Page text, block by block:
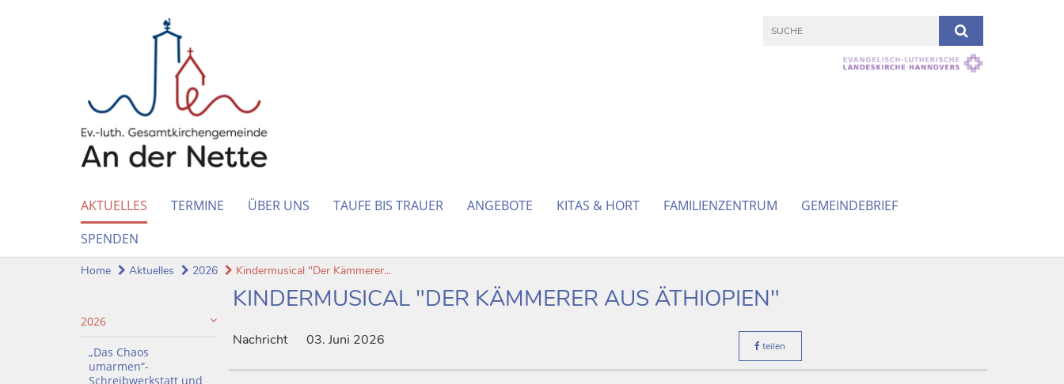
AKTUELLES TERMINE ÜBER UNS TAUFE BIS TRAUER ANGEBOTE KITAS & HORT FAMILIENZENTRUM
GEMEINDEBRIEF
SPENDEN
Home Aktuelles 2026 Kindermusical "Der Kämmerer...
2026
„Das Chaos
umarmen“-
Schreibwerkstatt und
KINDERMUSICAL "DER KÄMMERER AUS ÄTHIOPIEN"
Nachricht 03. Juni 2026 teilen